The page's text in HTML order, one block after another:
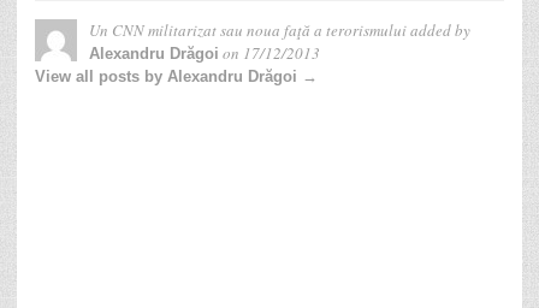
Un CNN militarizat sau noua faţă a terorismuluiadded by
Alexandru Drăgoi on 17/12/2013
View all posts by Alexandru Drăgoi →